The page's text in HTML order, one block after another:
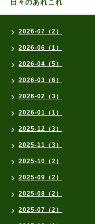
日々のあれこれ
2026-07（2）
2026-06（1）
2026-04（5）
2026-03（6）
2026-02（3）
2026-01（1）
2025-12（3）
2025-11（3）
2025-10（2）
2025-09（2）
2025-08（2）
2025-07（2）